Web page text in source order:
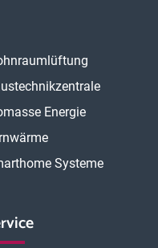
Energie
Systeme